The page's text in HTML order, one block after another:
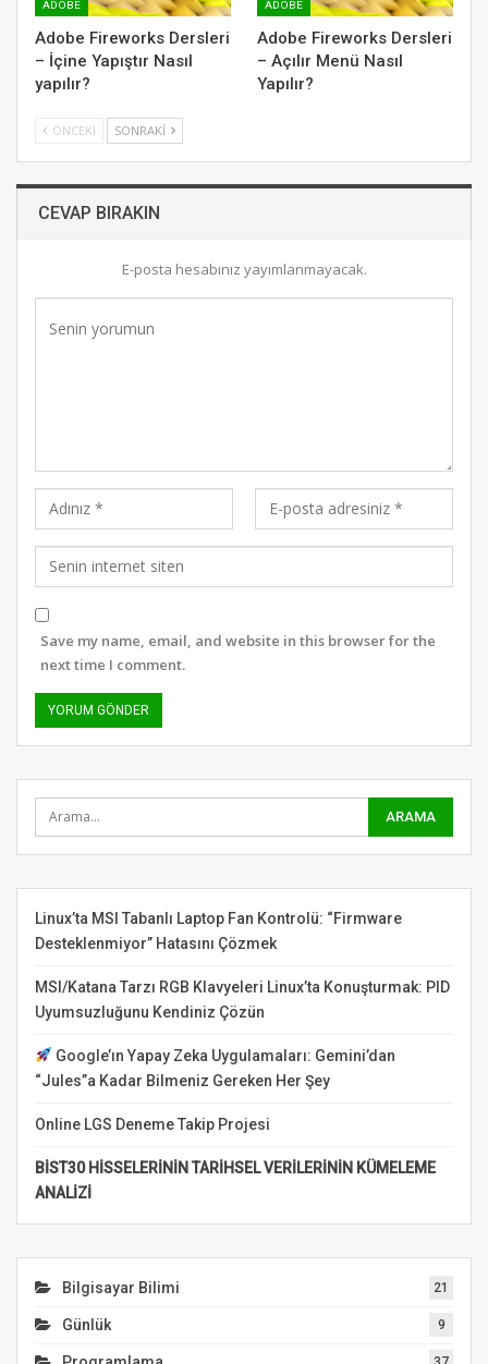
ADOBE
Adobe Fireworks Dersleri
– İçine Yapıştır Nasıl
yapılır?
ADOBE
Adobe Fireworks Dersleri
– Açılır Menü Nasıl
Yapılır?
ÖNCEKI SONRAKI
CEVAP BIRAKIN
E-posta hesabınız yayımlanmayacak.
Save my name, email, and website in this browser for the
next time I comment.
Linux’ta MSI Tabanlı Laptop Fan Kontrolü: “Firmware
Desteklenmiyor” Hatasını Çözmek
MSI/Katana Tarzı RGB Klavyeleri Linux’ta Konuşturmak: PID
Uyumsuzluğunu Kendiniz Çözün
Google’ın Yapay Zeka Uygulamaları: Gemini’dan
“Jules”a Kadar Bilmeniz Gereken Her Şey
Online LGS Deneme Takip Projesi
BİST30 HİSSELERİNİN TARİHSEL VERİLERİNİN KÜMELEME
ANALİZİ
Bilgisayar Bilimi 21
Günlük 9